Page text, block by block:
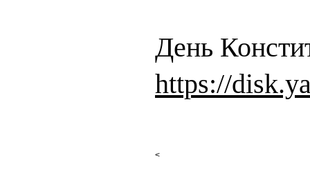
День
https://
<